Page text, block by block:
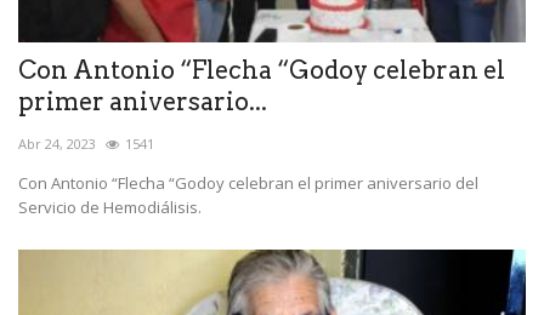
Con Antonio “Flecha “Godoy celebran el
primer aniversario...
Abr 24, 2023 1541
Con Antonio “Flecha “Godoy celebran el primer aniversario del
Servicio de Hemodiálisis.